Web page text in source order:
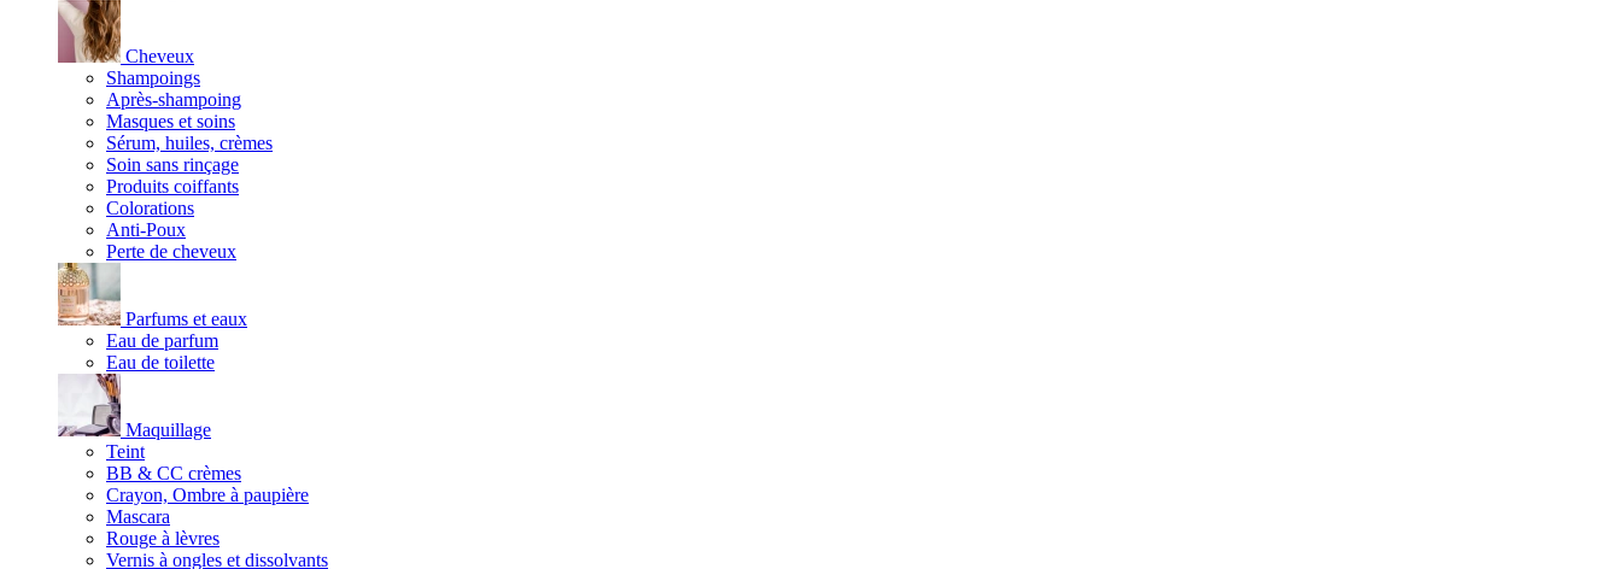
Cheveux
Shampoings
Après-shampoing
Masques et soins
Sérum, huiles, crèmes
Soin sans rinçage
Produits coiffants
Colorations
Anti-Poux
Perte de cheveux
Parfums et eaux
Eau de parfum
Eau de toilette
Maquillage
Teint
BB & CC crèmes
Crayon, Ombre à paupière
Mascara
Rouge à lèvres
Vernis à ongles et dissolvants